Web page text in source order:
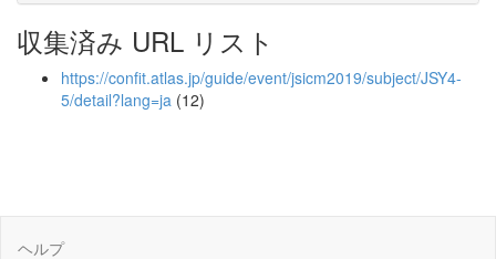
収集済み URL リスト
https://confit.atlas.jp/guide/event/jsicm2019/subject/JSY4-
5/detail?lang=ja (12)
ヘルプ